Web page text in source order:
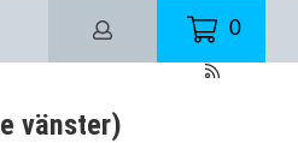
0
vänster)